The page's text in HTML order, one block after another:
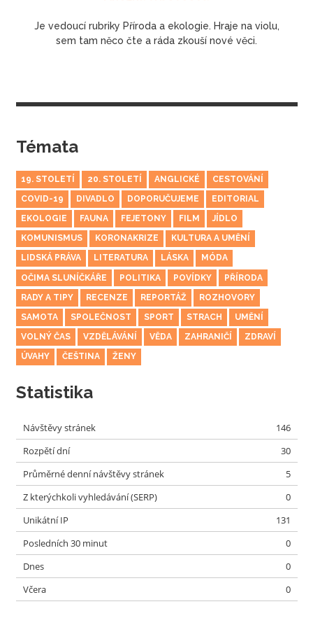
Je vedoucí rubriky Příroda a ekologie. Hraje na violu,
sem tam něco čte a ráda zkouší nové věci.
Témata
19. STOLETÍ 20. STOLETÍ ANGLICKÉ CESTOVÁNÍ
COVID-19 DIVADLO DOPORUČUJEME EDITORIAL
EKOLOGIE FAUNA FEJETONY FILM JÍDLO
KOMUNISMUS KORONAKRIZE KULTURA A UMĚNÍ
LIDSKÁ PRÁVA LITERATURA LÁSKA MÓDA
OČIMA SLUNÍČKÁŘE POLITIKA POVÍDKY PŘÍRODA
RADY A TIPY RECENZE REPORTÁŽ ROZHOVORY
SAMOTA SPOLEČNOST SPORT STRACH UMĚNÍ
VOLNÝ ČAS VZDĚLÁVÁNÍ VĚDA ZAHRANIČÍ ZDRAVÍ
ÚVAHY ČEŠTINA ŽENY
Statistika
Návštěvy stránek
146
Rozpětí dní
30
Průměrné denní návštěvy stránek
5
Z kterýchkoli vyhledávání (SERP)
0
Unikátní IP
131
Posledních 30 minut
0
Dnes
0
Včera
0